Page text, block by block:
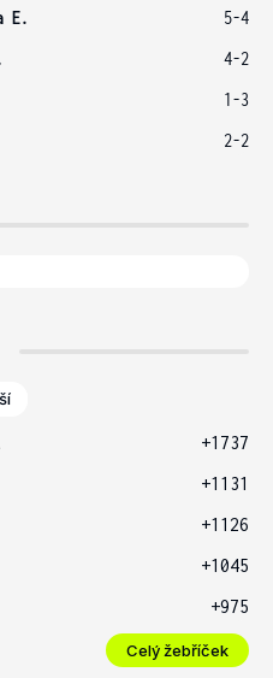
E.
5-4
4-2
1-3
2-2
+1737
+1131
+1126
+1045
+975
Celý žebříček